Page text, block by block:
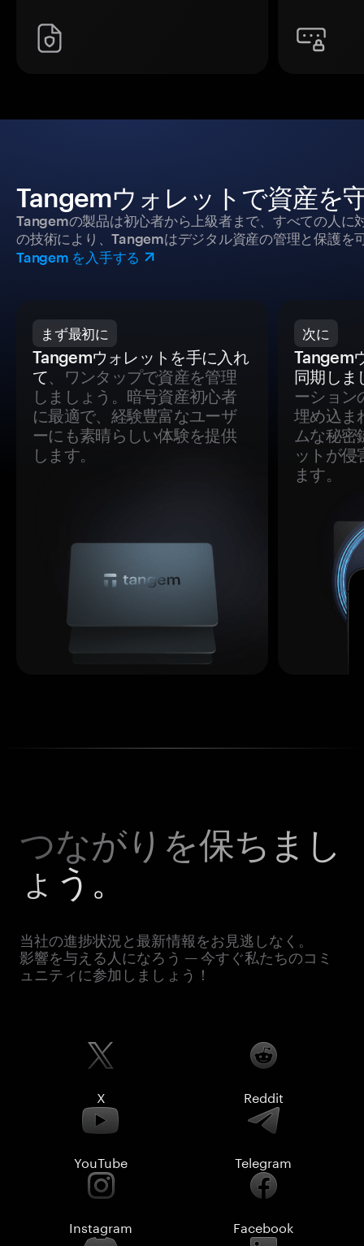
Tangemウォレットで資産を
Tangemの製品は初心者から上級者まで、すべての人に
の技術により、Tangemはデジタル資産の管理と保護を
Tangem を入手する
まず最初に
Tangemウォレットを手に入れ
て、ワンタップで資産を管理
しましょう。暗号資産初心者
に最適で、経験豊富なユーザ
ーにも素晴らしい体験を提供
します。
次に
Tangem
同期しま
ーション
埋め込ま
ムな秘密
ットが侵
ます。
つながりを保ちまし
ょう。
当社の進捗状況と最新情報をお見逃しなく。
影響を与える人になろう — 今すぐ私たちのコミ
ュニティに参加しましょう！
X Reddit
YouTube Telegram
Instagram Facebook